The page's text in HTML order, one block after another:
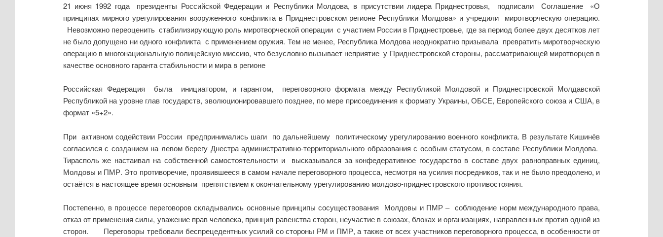
21 июня 1992 года президенты Российской Федерации и Республики Молдова, в присутствии лидера Приднестровья, подписали Соглашение «О
принципах мирного урегулирования вооруженного конфликта в Приднестровском регионе Республики Молдова» и учредили миротворческую операцию.
Невозможно переоценить стабилизирующую роль миротворческой операции с участием России в Приднестровье, где за период более двух десятков лет
не было допущено ни одного конфликта с применением оружия. Тем не менее, Республика Молдова неоднократно призывала превратить миротворческую
операцию в многонациональную полицейскую миссию, что безусловно вызывает неприятие у Приднестровской стороны, рассматривающей миротворцев в
качестве основного гаранта стабильности и мира в регионе
Российская Федерация была инициатором, и гарантом, переговорного формата между Республикой Молдовой и Приднестровской Молдавской
Республикой на уровне глав государств, эволюционировавшего позднее, по мере присоединения к формату Украины, ОБСЕ, Европейского союза и США, в
формат «5+2».
При активном содействии России предпринимались шаги по дальнейшему политическому урегулированию военного конфликта. В результате Кишинёв
согласился с созданием на левом берегу Днестра административно-территориального образования с особым статусом, в составе Республики Молдова.
Тирасполь же настаивал на собственной самостоятельности и высказывался за конфедеративное государство в составе двух равноправных единиц,
Молдовы и ПМР. Это противоречие, проявившееся в самом начале переговорного процесса, несмотря на усилия посредников, так и не было преодолено, и
остаётся в настоящее время основным препятствием к окончательному урегулированию молдово-приднестровского противостояния.
Постепенно, в процессе переговоров складывались основные принципы сосуществования Молдовы и ПМР – соблюдение норм международного права,
отказ от применения силы, уважение прав человека, принцип равенства сторон, неучастие в союзах, блоках и организациях, направленных против одной из
сторон. Переговоры требовали беспрецедентных усилий со стороны РМ и ПМР, а также от всех участников переговорного процесса, в особенности от